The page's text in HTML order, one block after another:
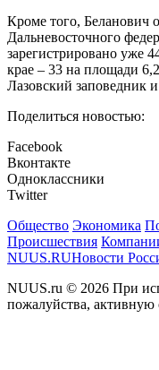
Кроме того, Беланович
Дальневосточного
зарегистрировано уже
крае – 33 на площади
Лазовский заповедник
Поделиться новостью:
Facebook
Вконтакте
Одноклассники
Twitter
Общество Экономика
Происшествия
NUUS.RUНовости
NUUS.ru © 2026 При
пожалуйства, активную